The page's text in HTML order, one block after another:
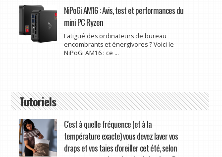
NiPoGi AM16 : Avis, test et performances du
mini PC Ryzen
Fatigué des ordinateurs de bureau
encombrants et énergivores ? Voici le
NiPoGi AM16 : ce ...
Tutoriels
C'est à quelle fréquence (et à la
température exacte) vous devez laver vos
draps et vos taies d'oreiller cet été, selon